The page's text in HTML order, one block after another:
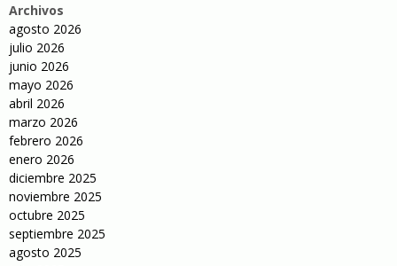
Archivos
agosto 2026
julio 2026
junio 2026
mayo 2026
abril 2026
marzo 2026
febrero 2026
enero 2026
diciembre 2025
noviembre 2025
octubre 2025
septiembre 2025
agosto 2025